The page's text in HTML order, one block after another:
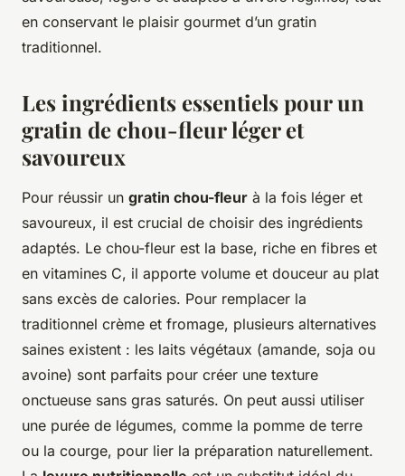
en conservant le plaisir gourmet d’un gratin
traditionnel.
Les ingrédients essentiels pour un
gratin de chou-fleur léger et
savoureux
Pour réussir un gratin chou-fleur à la fois léger et
savoureux, il est crucial de choisir des ingrédients
adaptés. Le chou-fleur est la base, riche en fibres et
en vitamines C, il apporte volume et douceur au plat
sans excès de calories. Pour remplacer la
traditionnel crème et fromage, plusieurs alternatives
saines existent : les laits végétaux (amande, soja ou
avoine) sont parfaits pour créer une texture
onctueuse sans gras saturés. On peut aussi utiliser
une purée de légumes, comme la pomme de terre
ou la courge, pour lier la préparation naturellement.